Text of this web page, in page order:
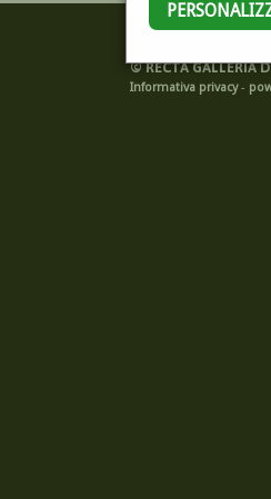
©RECTA GALLERIA
Informativa privacy-